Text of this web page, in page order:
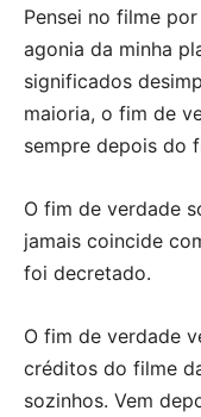
Pensei no filme
agonia da minha
significados
maioria, o fim de
sempre depois do
O fim de verdade
jamais coincide
foi decretado.
O fim de verdade
créditos do filme
sozinhos. Vem